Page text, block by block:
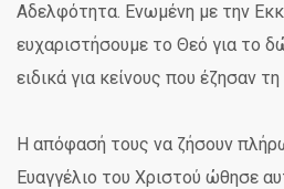
Αδελφότητα. Ενωμένη με την
ευχαριστήσουμε το Θεό για το
ειδικά για κείνους που έζησαν
Η απόφασή τους να ζήσουν
Ευαγγέλιο του Χριστού ώθησε